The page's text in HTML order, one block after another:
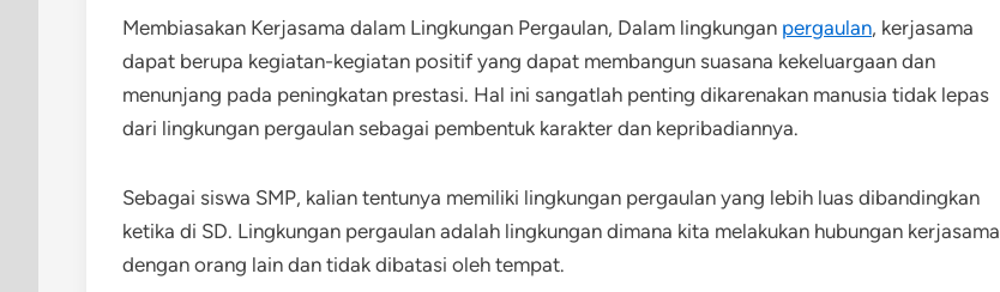
Membiasakan Kerjasama dalam Lingkungan Pergaulan, Dalam lingkungan pergaulan, kerjasama
dapat berupa kegiatan-kegiatan positif yang dapat membangun suasana kekeluargaan dan
menunjang pada peningkatan prestasi. Hal ini sangatlah penting dikarenakan manusia tidak lepas
dari lingkungan pergaulan sebagai pembentuk karakter dan kepribadiannya.
Sebagai siswa SMP, kalian tentunya memiliki lingkungan pergaulan yang lebih luas dibandingkan
ketika di SD. Lingkungan pergaulan adalah lingkungan dimana kita melakukan hubungan kerjasama
dengan orang lain dan tidak dibatasi oleh tempat.